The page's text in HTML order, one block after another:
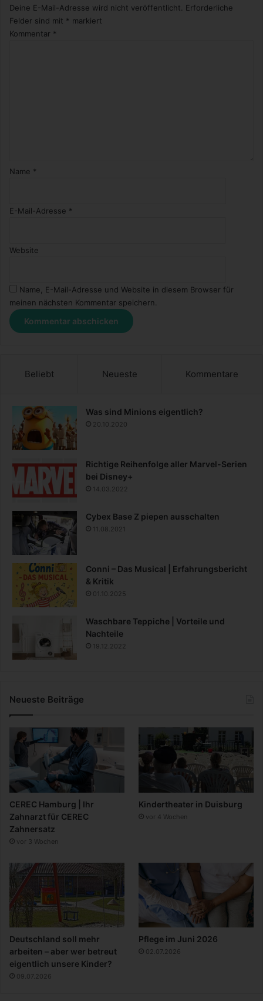
n
Deine E-Mail-Adresse wird nicht veröffentlicht. Erforderliche
Felder sind mit * markiert
Kommentar *
Name *
E-Mail-Adresse *
Website
Name, E-Mail-Adresse und Website in diesem Browser für
meinen nächsten Kommentar speichern.
Beliebt Neueste Kommentare
Was sind Minions eigentlich?
20.10.2020
Richtige Reihenfolge aller Marvel-Serien
bei Disney+
14.03.2022
Cybex Base Z piepen ausschalten
11.08.2021
Conni – Das Musical | Erfahrungsbericht
& Kritik
01.10.2025
Waschbare Teppiche | Vorteile und
Nachteile
19.12.2022
Neueste Beiträge
CEREC Hamburg | Ihr
Zahnarzt für CEREC
Zahnersatz
vor 3 Wochen
Kindertheater in Duisburg
vor 4 Wochen
Deutschland soll mehr
arbeiten – aber wer betreut
eigentlich unsere Kinder?
09.07.2026
Pflege im Juni 2026
02.07.2026